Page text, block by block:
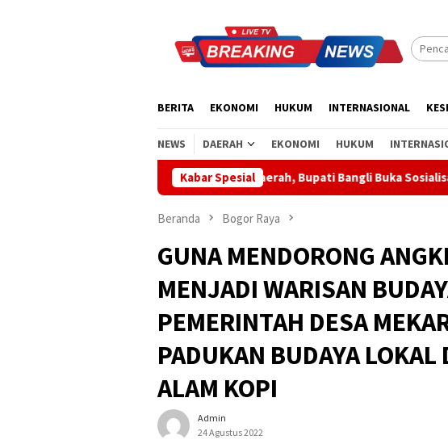
BERITA EKONOMI HUKUM INTERNASIONAL
NEWS DAERAH EKONOMI HUKUM
Kabar Spesial
Apresiasi Sinergi Pusat-Daerah, Bupati Bangli Buka Sosialisasi RUU Satu
Beranda Bogor Raya
GUNA MENDORONG
MENJADI WARISAN
PEMERINTAH DESA
PADUKAN BUDAYA LOKAL
ALAM KOPI
Admin
24 Agustus 2022